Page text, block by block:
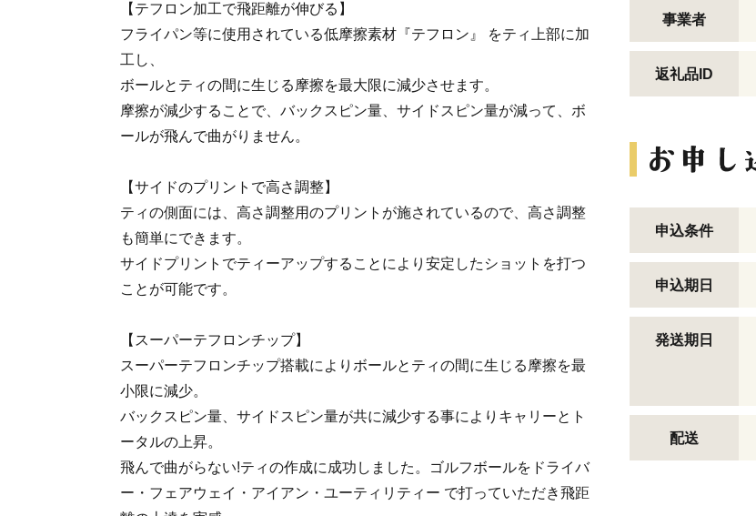
【テフロン加工で飛距離が伸びる】
フライパン等に使用されている低摩擦素材『テフロン』 をティ上部に加
工し、
ボールとティの間に生じる摩擦を最大限に減少させます。
摩擦が減少することで、バックスピン量、サイドスピン量が減って、ボ
ールが飛んで曲がりません。
【サイドのプリントで高さ調整】
ティの側面には、高さ調整用のプリントが施されているので、高さ調整
も簡単にできます。
サイドプリントでティーアップすることにより安定したショットを打つ
ことが可能です。
【スーパーテフロンチップ】
スーパーテフロンチップ搭載によりボールとティの間に生じる摩擦を最
小限に減少。
バックスピン量、サイドスピン量が共に減少する事によりキャリーとト
ータルの上昇。
飛んで曲がらない!ティの作成に成功しました。ゴルフボールをドライバ
ー・フェアウェイ・アイアン・ユーティリティー で打っていただき飛距
事業者
返礼品ID
申込条件
申込期日
発送期日
配送